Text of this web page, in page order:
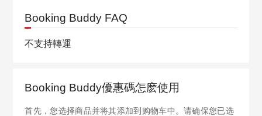
Booking Buddy FAQ
不支持轉運
Booking Buddy優惠碼怎麽使用
首先，您选择商品并将其添加到购物车中。请确保您已选